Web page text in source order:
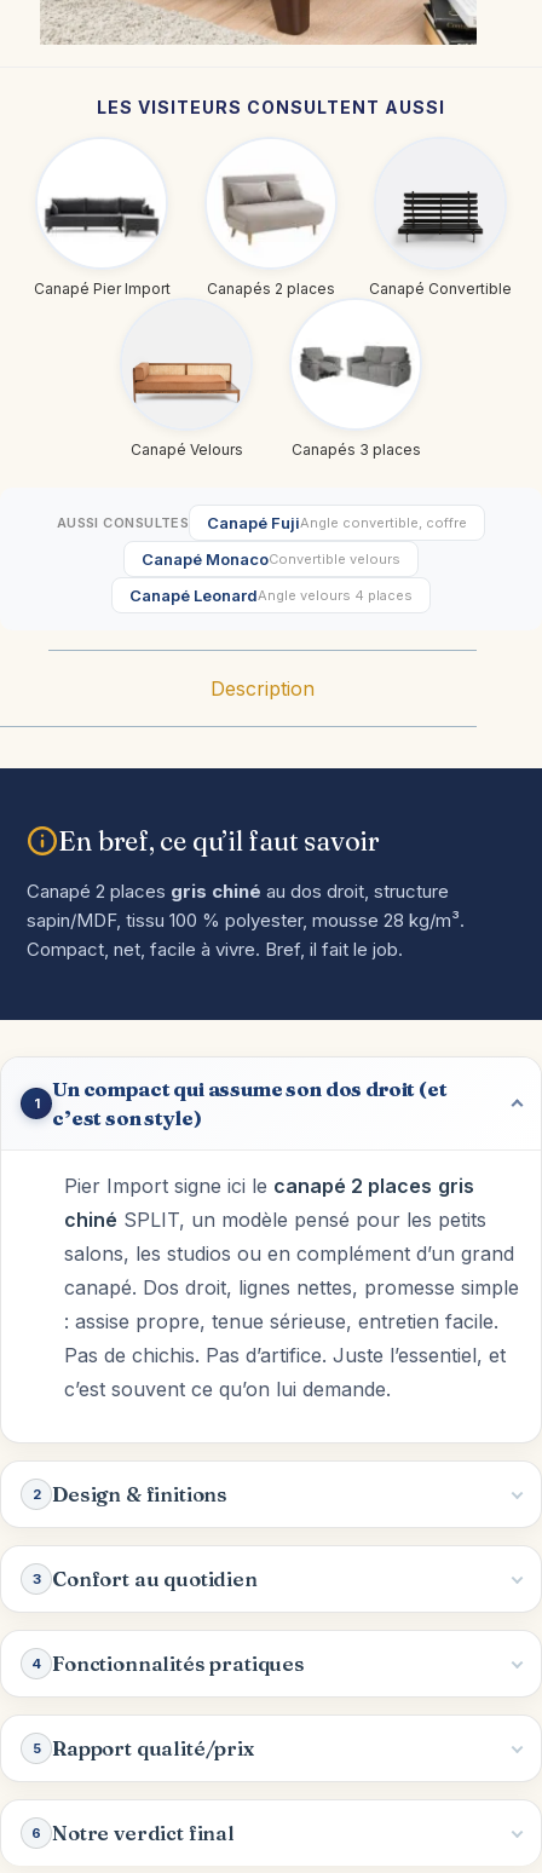
LES VISITEURS CONSULTENT AUSSI
Canapé Pier Import Canapés 2 places Canapé Convertible
Canapé Velours Canapés 3 places
AUSSI CONSULTES Canapé FujiAngle convertible, coffre
Canapé MonacoConvertible velours
Canapé LeonardAngle velours 4 places
Description
En bref, ce qu’il faut savoir
Canapé 2 places gris chiné au dos droit, structure
sapin/MDF, tissu 100 % polyester, mousse 28 kg/m³.
Compact, net, facile à vivre. Bref, il fait le job.
1
Un compact qui assume son dos droit (et
c’est son style)
Pier Import signe ici le canapé 2 places gris
chiné SPLIT, un modèle pensé pour les petits
salons, les studios ou en complément d’un grand
canapé. Dos droit, lignes nettes, promesse simple
: assise propre, tenue sérieuse, entretien facile.
Pas de chichis. Pas d’artifice. Juste l’essentiel, et
c’est souvent ce qu’on lui demande.
2 Design & finitions
3 Confort au quotidien
4 Fonctionnalités pratiques
5 Rapport qualité/prix
6 Notre verdict final